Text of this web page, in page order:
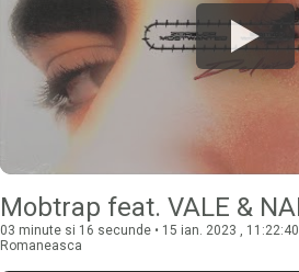
03 minute si 16 secunde • 15 ian. 2023 , 11:22:40
Romaneasca